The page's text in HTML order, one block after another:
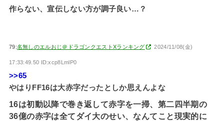
作らない、宣伝しない方が調子良い…？
79:名無しのエルおじ＠ドラゴンクエストXランキング 2024/11/08(金)
17:33:49.50 ID:xcp8LmlP0
>>65
やはりFF16は大赤字だったとしか思えんよな
16は初動以降で巻き返して赤字を一掃、第二四半期の
36億の赤字は全てダイ大のせい、なんてこと現実的に